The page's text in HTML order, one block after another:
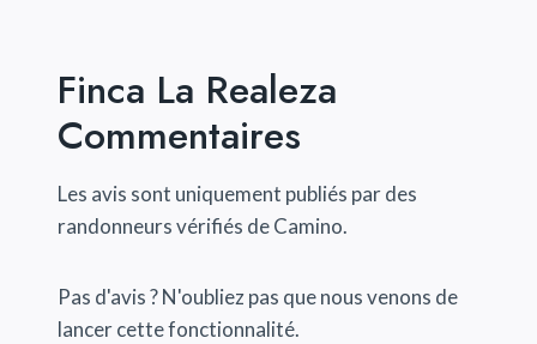
Finca La Realeza
Commentaires
Les avis sont uniquement publiés par des
randonneurs vérifiés de Camino.
Pas d'avis ? N'oubliez pas que nous venons de
lancer cette fonctionnalité.